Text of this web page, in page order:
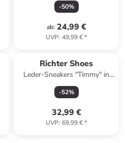
-50%
ab: 24,99 €
UVP: 49,99 €*
Richter Shoes
Leder-Sneakers "Timmy" in
Blau
-52%
32,99 €
UVP: 69,99 €*